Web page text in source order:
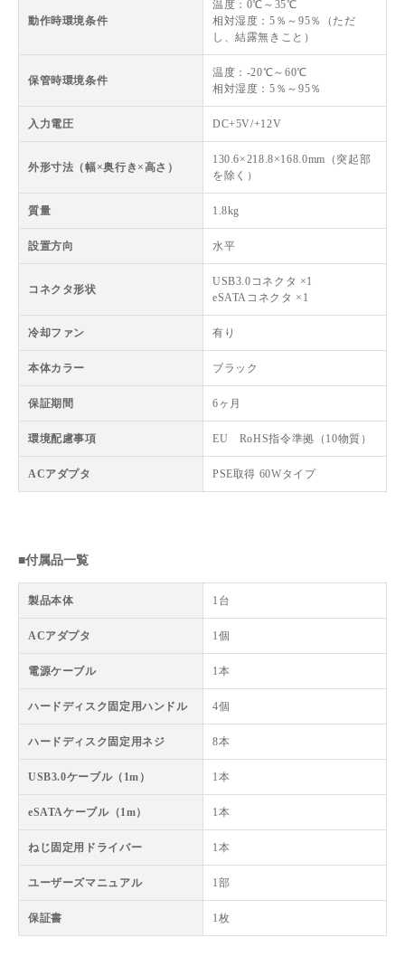
動作時環境条件
温度：0℃～35℃
相対湿度：5％～95％（ただ
し、結露無きこと）
保管時環境条件
温度：-20℃～60℃
相対湿度：5％～95％
入力電圧 DC+5V/+12V
外形寸法（幅×奥行き×高さ）
130.6×218.8×168.0mm（突起部
を除く）
質量 1.8kg
設置方向 水平
コネクタ形状
USB3.0コネクタ ×1
eSATAコネクタ ×1
冷却ファン 有り
本体カラー ブラック
保証期間 6ヶ月
環境配慮事項 EU RoHS指令準拠（10物質）
ACアダプタ PSE取得 60Wタイプ
■付属品一覧
製品本体 1台
ACアダプタ 1個
電源ケーブル 1本
ハードディスク固定用ハンドル 4個
ハードディスク固定用ネジ 8本
USB3.0ケーブル（1m） 1本
eSATAケーブル（1m） 1本
ねじ固定用ドライバー 1本
ユーザーズマニュアル 1部
保証書 1枚